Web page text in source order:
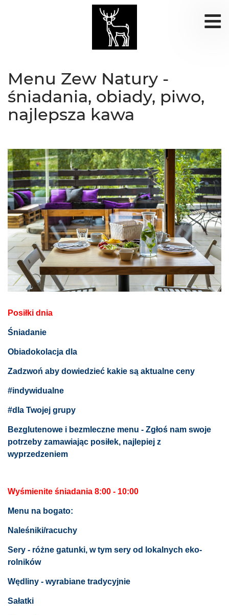
Menu Zew Natury -
śniadania, obiady, piwo,
najlepsza kawa
Posiłki dnia
Śniadanie
Obiadokolacja dla
Zadzwoń aby dowiedzieć kakie są aktualne ceny
#indywidualne
#dla Twojej grupy
Bezglutenowe i bezmleczne menu - Zgłoś nam swoje
potrzeby zamawiając posiłek, najlepiej z
wyprzedzeniem
Wyśmienite śniadania 8:00 - 10:00
Menu na bogato:
Naleśniki/racuchy
Sery - różne gatunki, w tym sery od lokalnych eko-
rolników
Wędliny - wyrabiane tradycyjnie
Sałatki